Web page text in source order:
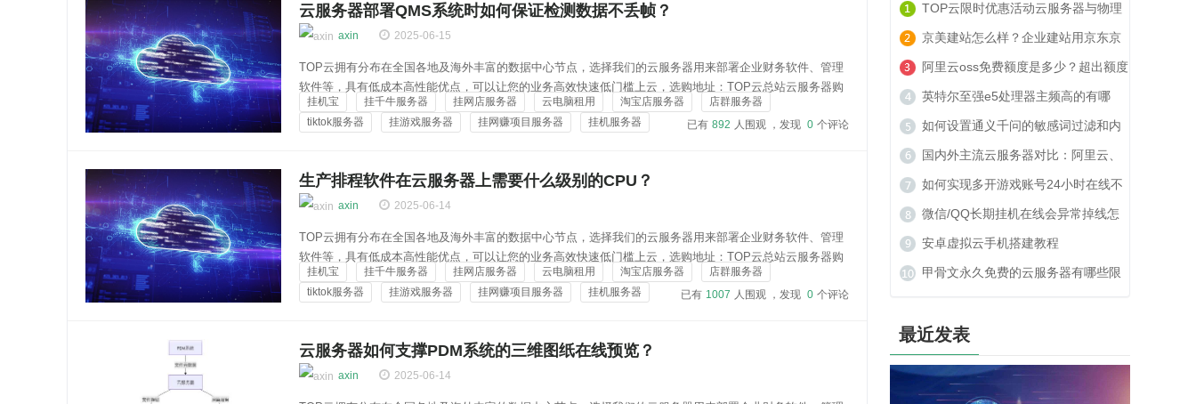
云服务器部署QMS系统时如何保证检测数据不丢帧？
axin 2025-06-15
TOP云拥有分布在全国各地及海外丰富的数据中心节点，选择我们的云服务器用来部署企业财务软件、管理
软件等，具有低成本高性能优点，可以让您的业务高效快速低门槛上云，选购地址：TOP云总站云服务器购
买链接：https://topyun.vip/server/buy.htmlTOP云C站云服务器购买链接：https://c.topyun.vip/cart在云服务
器部...
挂机宝 挂千牛服务器 挂网店服务器 云电脑租用 淘宝店服务器
店群服务器
tiktok服务器
挂游戏服务器 挂网赚项目服务器 挂机服务器 已有 892 人围观 ，发现 0 个评论
生产排程软件在云服务器上需要什么级别的CPU？
axin 2025-06-14
TOP云拥有分布在全国各地及海外丰富的数据中心节点，选择我们的云服务器用来部署企业财务软件、管理
软件等，具有低成本高性能优点，可以让您的业务高效快速低门槛上云，选购地址：TOP云总站云服务器购
买链接：https://topyun.vip/server/buy.htmlTOP云C站云服务器购买链接：https://c.topyun.vip/cart生产排程
软件...
挂机宝 挂千牛服务器 挂网店服务器 云电脑租用 淘宝店服务器
店群服务器
tiktok服务器
挂游戏服务器 挂网赚项目服务器 挂机服务器 已有 1007 人围观 ，发现 0 个评论
云服务器如何支撑PDM系统的三维图纸在线预览？
axin 2025-06-14
TOP云限时优惠活动云服务器与物理
服务器套餐租用推荐
京美建站怎么样？企业建站用京东京
美建站可以吗？
阿里云oss免费额度是多少？超出额度
收费贵吗？
英特尔至强e5处理器主频高的有哪
些？
如何设置通义千问的敏感词过滤和内
容安全策略？
国内外主流云服务器对比：阿里云、
腾讯云、TOP云如何选？
如何实现多开游戏账号24小时在线不
被封号？
微信/QQ长期挂机在线会异常掉线怎
么办？
安卓虚拟云手机搭建教程
甲骨文永久免费的云服务器有哪些限
最近发表